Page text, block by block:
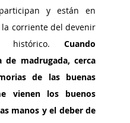
y están en
la corriente del devenir
histórico. Cuando
de madrugada, cerca
de las buenas
vienen los buenos
manos y el deber de